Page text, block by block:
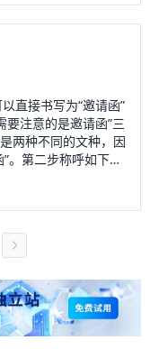
段腊家都需要有外
请函需要包含哪些
。具体可以根据自
容需要包含以下要
系电话，邀请函出
，性别，公司名
华的时间，一般时
要落款，写上邀请
系方式。这样一份
直接书写为“邀请函”
要注意的是邀请函”三
两种不同的文种，因
。第二步称呼如下
函是发给个人的。
公司全称”就可以。再
请函，没有明确的
。 第三步正文正文
下来写邀请语，
敬语，如下图。也可
明举办单位，并盖